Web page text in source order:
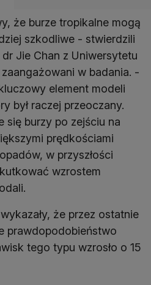
że burze tropikalne mogą
szkodliwe - stwierdzili
Jie Chan z Uniwersytetu
w badania. -
element modeli
był raczej przeoczany.
się burzy po zejściu na
prędkościami
w przyszłości
wzrostem
że przez ostatnie
prawdopodobieństwo
tego typu wzrosło o 15